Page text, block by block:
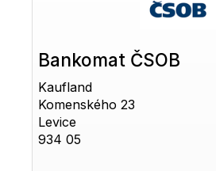
Bankomat ČSOB
Kaufland
Komenského 23
Levice
934 05